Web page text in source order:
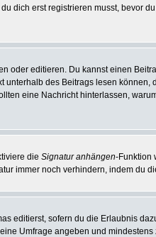
dich erst registrieren musst, bevor
editieren. Du kannst einen
des Beitrags lesen
eine Nachricht hinterlassen,
die Signatur anhängen-Funktion
immer noch verhindern, indem du
editierst, sofern du die Erlaubnis
Umfrage angeben und